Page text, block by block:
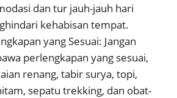
dan tur jauh-jauh hari
kehabisan tempat.
yang Sesuai: Jangan
perlengkapan yang sesuai,
renang, tabir surya, topi,
sepatu trekking, dan obat-